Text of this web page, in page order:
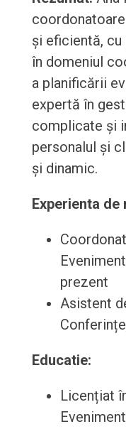
și eficientă, cu
în domeniul
a planificării
expertă în
complicate și
personalul și
și dinamic.
Experienta de
prezent
Asistent
Educatie:
Licențiat